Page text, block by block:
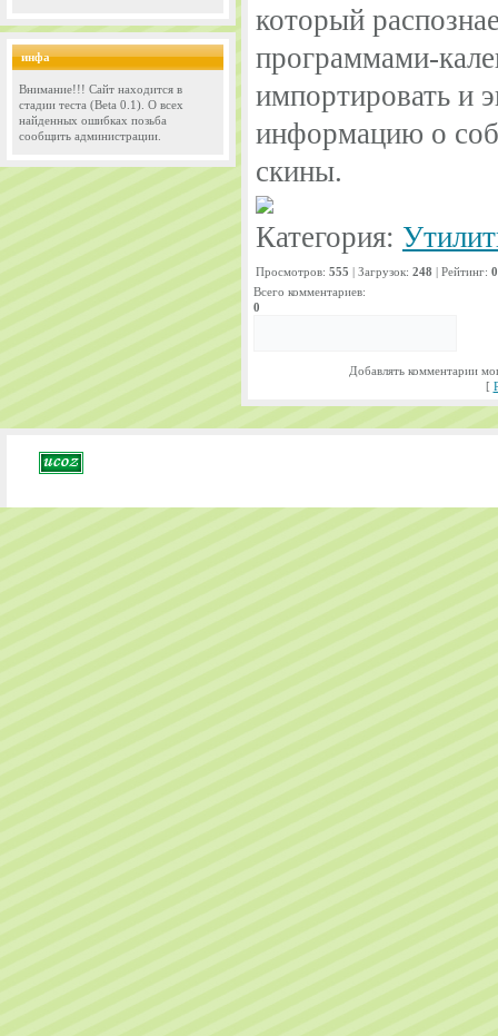
инфа
Внимание!!! Сайт находится в
стадии теста (Beta 0.1). О всех
найденных ошибках позьба
сообщить администрации.
который
программами-
импортировать и
информацию о
скины.
Категория:
Просмотров: 555 | Загрузок: 248 | Рейтинг:
Всего комментариев:
0
Добавлять комментарии
[